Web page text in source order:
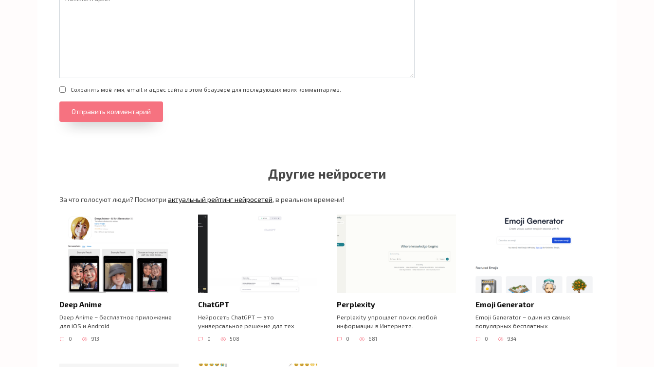
Сохранить моё имя, email и адрес сайта в этом браузере для последующих моих комментариев.
Другие нейросети
За что голосуют люди? Посмотри актуальный рейтинг нейросетей, в реальном времени!
Deep Anime
Deep Anime – бесплатное приложение
для iOS и Android
0 913
ChatGPT
Нейросеть ChatGPT — это
универсальное решение для тех
0 508
Perplexity
Perplexity упрощает поиск любой
информации в Интернете.
0 681
Emoji Generator
Emoji Generator – один из самых
популярных бесплатных
0 934